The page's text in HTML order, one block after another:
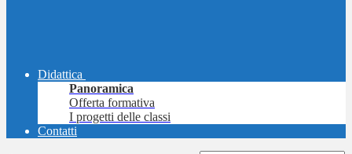
Didattica
Panoramica
Offerta formativa
I progetti delle classi
Contatti